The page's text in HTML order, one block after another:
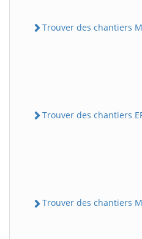
Trouver des chantiers
Trouver des chantiers
Trouver des chantiers